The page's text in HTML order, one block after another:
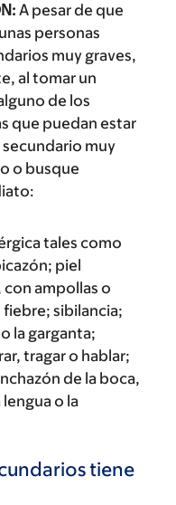
A pesar de que
personas
muy graves,
al tomar un
de los
que puedan estar
muy
o busque
tales como
piel
ampollas o
sibilancia;
la garganta;
tragar o hablar;
de la boca,
o la
tiene